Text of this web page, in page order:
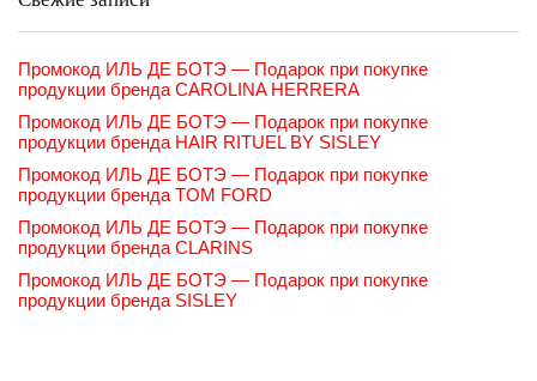
Промокод ИЛЬ ДЕ БОТЭ — Подарок при покупке
продукции бренда CAROLINA HERRERA
Промокод ИЛЬ ДЕ БОТЭ — Подарок при покупке
продукции бренда HAIR RITUEL BY SISLEY
Промокод ИЛЬ ДЕ БОТЭ — Подарок при покупке
продукции бренда TOM FORD
Промокод ИЛЬ ДЕ БОТЭ — Подарок при покупке
продукции бренда CLARINS
Промокод ИЛЬ ДЕ БОТЭ — Подарок при покупке
продукции бренда SISLEY